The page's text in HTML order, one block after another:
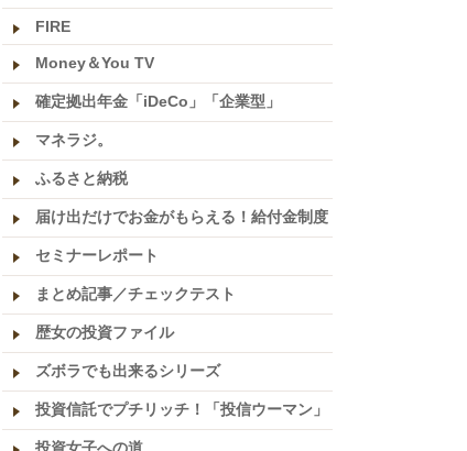
FIRE
Money＆You TV
確定拠出年金「iDeCo」「企業型」
マネラジ。
ふるさと納税
届け出だけでお金がもらえる！給付金制度
セミナーレポート
まとめ記事／チェックテスト
歴女の投資ファイル
ズボラでも出来るシリーズ
投資信託でプチリッチ！「投信ウーマン」